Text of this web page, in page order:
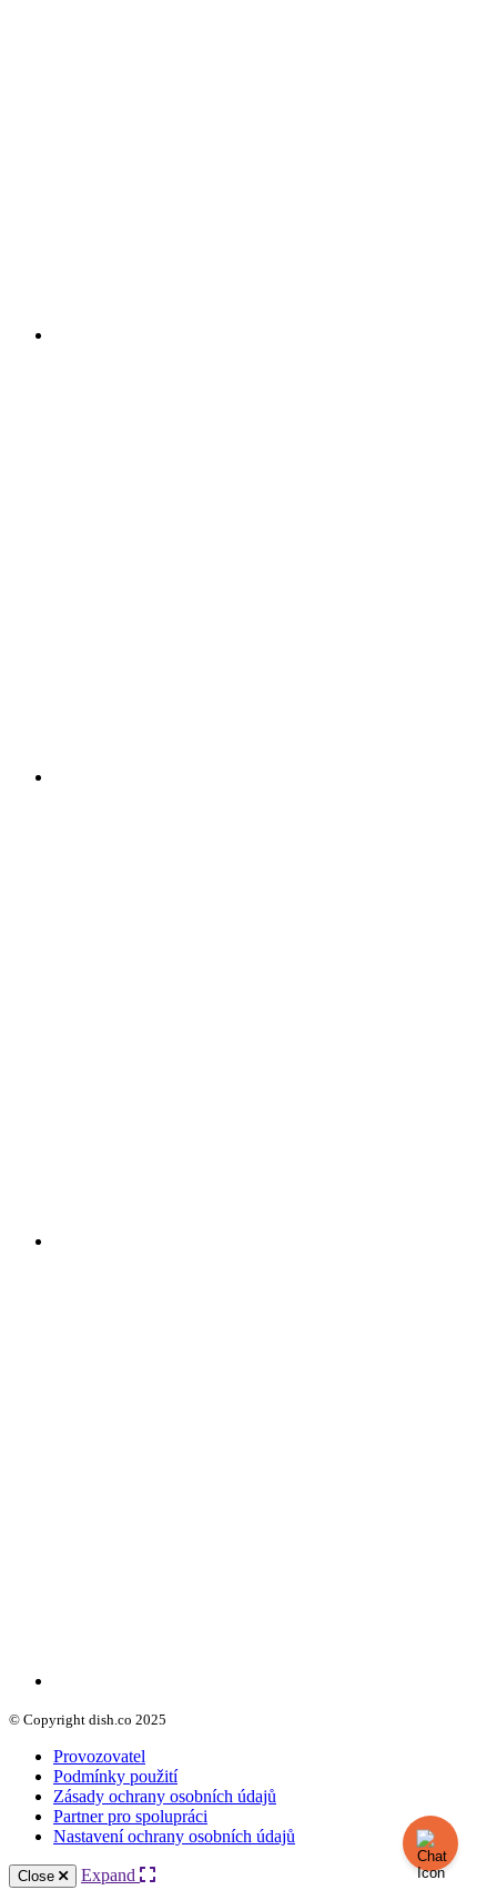
© Copyright dish.co 2025
Provozovatel
Podmínky použití
Zásady ochrany osobních údajů
Partner pro spolupráci
Nastavení ochrany osobních údajů
Close Expand